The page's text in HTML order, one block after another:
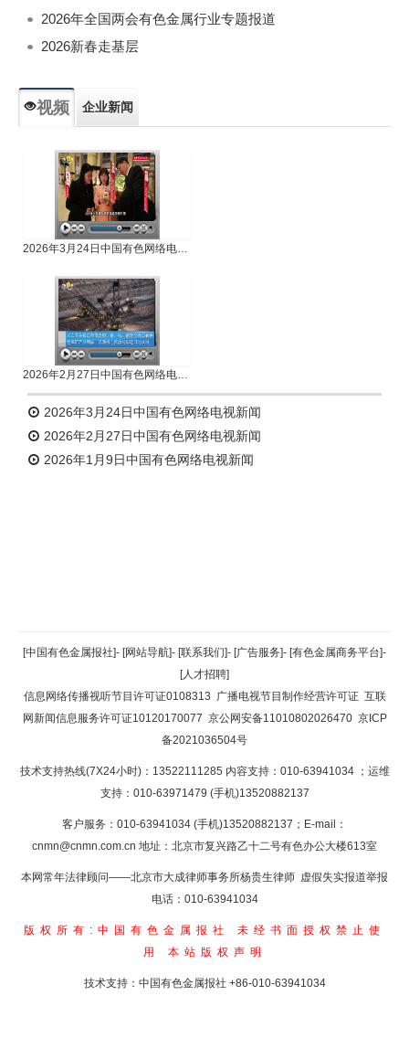
2026年全国两会有色金属行业专题报道
2026新春走基层
视频 企业新闻
2026年3月24日中国有色网络电视新闻
2026年2月27日中国有色网络电视新闻
2026年3月24日中国有色网络电视新闻
2026年2月27日中国有色网络电视新闻
2026年1月9日中国有色网络电视新闻
返回顶部
返回首页
[中国有色金属报社]- [网站导航]- [联系我们]- [广告服务]- [有色金属商务平台]-
[人才招聘]
信息网络传播视听节目许可证0108313 广播电视节目制作经营许可证 互联
网新闻信息服务许可证10120170077 京公网安备11010802026470 京ICP
备2021036504号
技术支持热线(7X24小时)：13522111285 内容支持：010-63941034 ；运维
支持：010-63971479 (手机)13520882137
客户服务：010-63941034 (手机)13520882137；E-mail：
cnmn@cnmn.com.cn 地址：北京市复兴路乙十二号有色办公大楼613室
本网常年法律顾问——北京市大成律师事务所杨贵生律师 虚假失实报道举报
电话：010-63941034
版权所有:中国有色金属报社
未经书面授权禁止使
用 本站版权声明
技术支持：中国有色金属报社 +86-010-63941034